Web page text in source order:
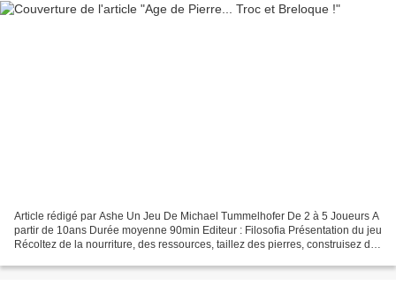
Article rédigé par Ashe Un Jeu De Michael Tummelhofer De 2 à 5 Joueurs A
partir de 10ans Durée moyenne 90min Editeur : Filosofia Présentation du jeu
Récoltez de la nourriture, des ressources, taillez des pierres, construisez des